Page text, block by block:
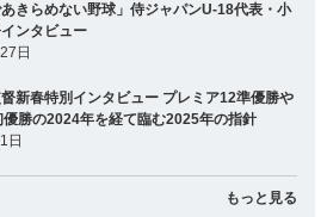
あきらめない野球」侍ジャパンU-18代表・小
ンタビュー
日
新春特別インタビュー プレミア12準優勝や
勝の2024年を経て臨む2025年の指針
日
もっと見る